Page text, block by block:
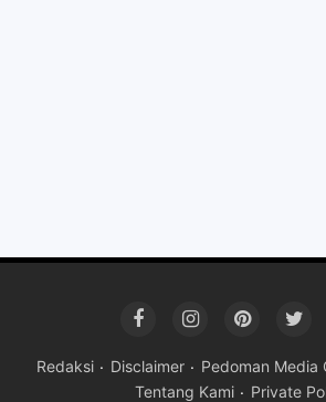
Redaksi Disclaimer Pedoman Media
Tentang Kami
Private